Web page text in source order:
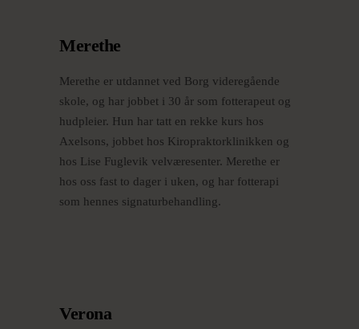
Merethe
Merethe er utdannet ved Borg videregående
skole, og har jobbet i 30 år som fotterapeut og
hudpleier. Hun har tatt en rekke kurs hos
Axelsons, jobbet hos Kiropraktorklinikken og
hos Lise Fuglevik velværesenter. Merethe er
hos oss fast to dager i uken, og har fotterapi
som hennes signaturbehandling.
Verona